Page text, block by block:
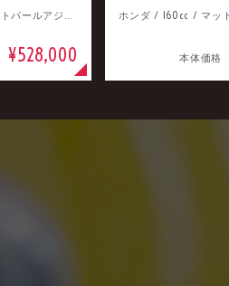
ホンダ / 160cc / マットパールアジャイルブルー
¥528,000 本体価格